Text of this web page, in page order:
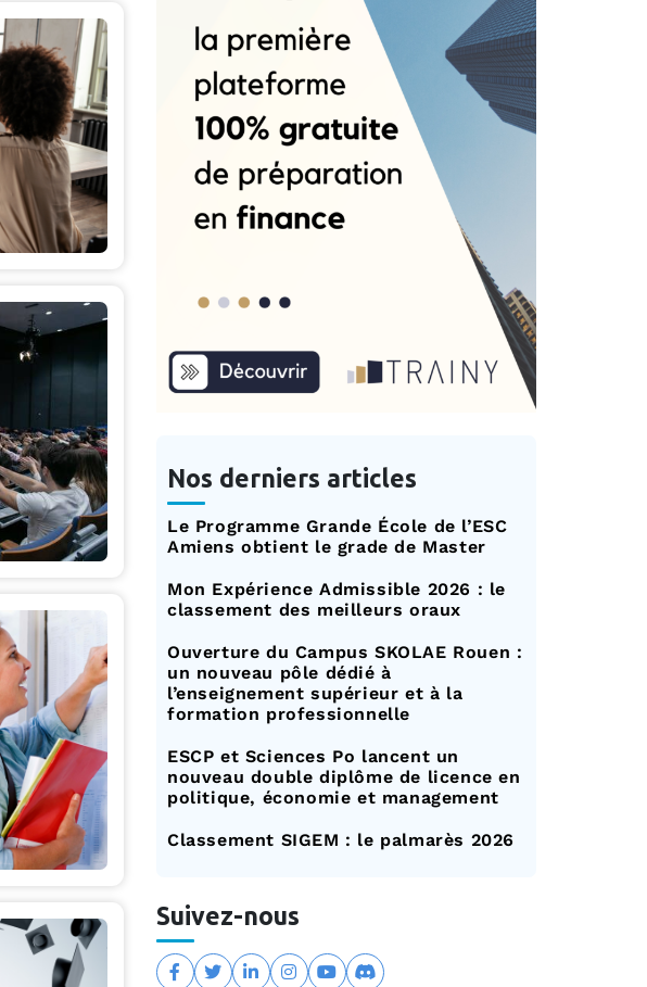
Nos derniers articles
Le Programme Grande École de l’ESC
Amiens obtient le grade de Master
Mon Expérience Admissible 2026 : le
classement des meilleurs oraux
Ouverture du Campus SKOLAE Rouen :
un nouveau pôle dédié à
l’enseignement supérieur et à la
formation professionnelle
ESCP et Sciences Po lancent un
nouveau double diplôme de licence en
politique, économie et management
Classement SIGEM : le palmarès 2026
Suivez-nous